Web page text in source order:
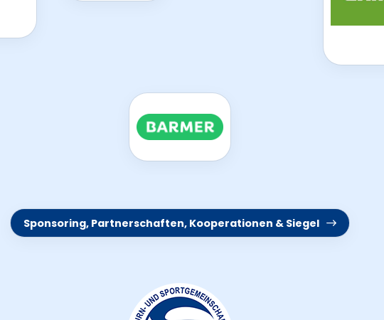
Sponsoring, Partnerschaften, Kooperationen & Siegel